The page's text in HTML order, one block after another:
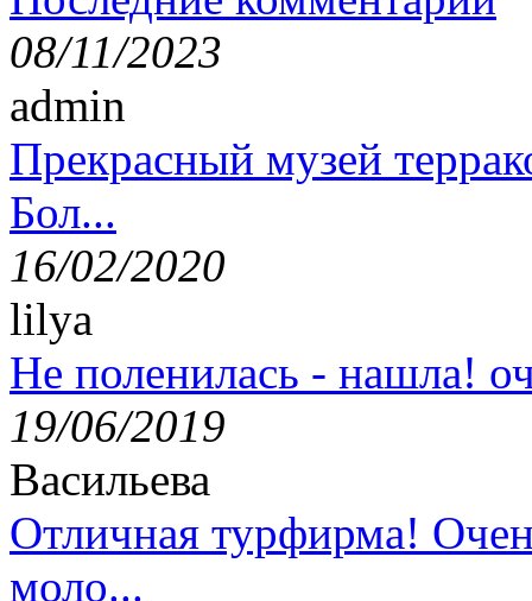
08/11/2023
admin
Прекрасный музей
Бол...
16/02/2020
lilya
Не поленилась - нашла!
19/06/2019
Васильева
Отличная турфирма!
моло...